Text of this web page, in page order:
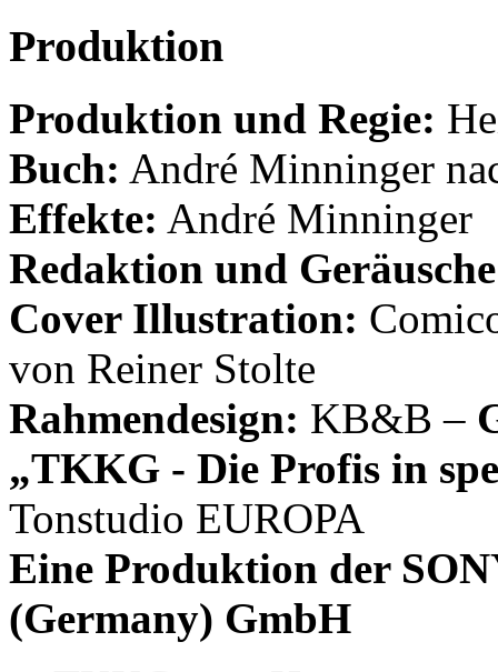
Produktion
Produktion und Regie:
Buch: André Minninger
Effekte: André Minninger
Redaktion und
Cover Illustration:
von Reiner Stolte
Rahmendesign: KB&B –
„TKKG - Die Profis in
Tonstudio EUROPA
Eine Produktion der
(Germany) GmbH